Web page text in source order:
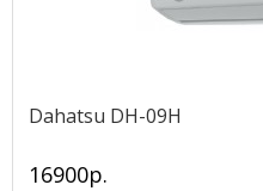
Dahatsu DH-09H
16900р.